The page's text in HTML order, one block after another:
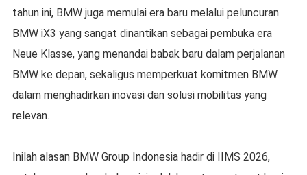
tahun ini, BMW juga memulai era baru melalui peluncuran
BMW iX3 yang sangat dinantikan sebagai pembuka era
Neue Klasse, yang menandai babak baru dalam perjalanan
BMW ke depan, sekaligus memperkuat komitmen BMW
dalam menghadirkan inovasi dan solusi mobilitas yang
relevan.
Inilah alasan BMW Group Indonesia hadir di IIMS 2026,